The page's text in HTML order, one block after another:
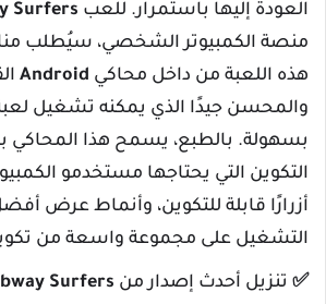
العودة إليها باستمرار. للعب
منصة الكمبيوتر الشخصي، سيُطلب
هذه اللعبة من داخل محاكي Android
بسهولة. بالطبع، يسمح هذا المحاكي
التكوين التي يحتاجها مستخدمو
أزرارًا قابلة للتكوين، وأنماط عرض
التشغيل على مجموعة واسعة من
✅ تنزيل أحدث إصدار من Surfers